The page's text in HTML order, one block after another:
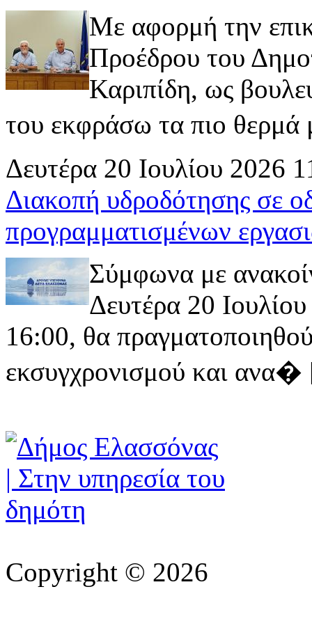
Με αφορμή την
Προέδρου του
Καριπίδη, ως
του εκφράσω τα πιο
Δευτέρα 20 Ιουλίου 2026
Διακοπή υδροδότησης σε
προγραμματισμένων
Σύμφωνα με
Δευτέρα 20
16:00, θα
εκσυγχρονισμού και
Copyright © 2026